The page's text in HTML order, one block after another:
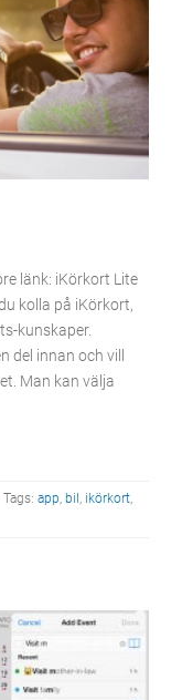
länk: iKörkort Lite
kolla på iKörkort,
kunskaper.
del innan och vill
Man kan välja
Tags: app bil ikörkort